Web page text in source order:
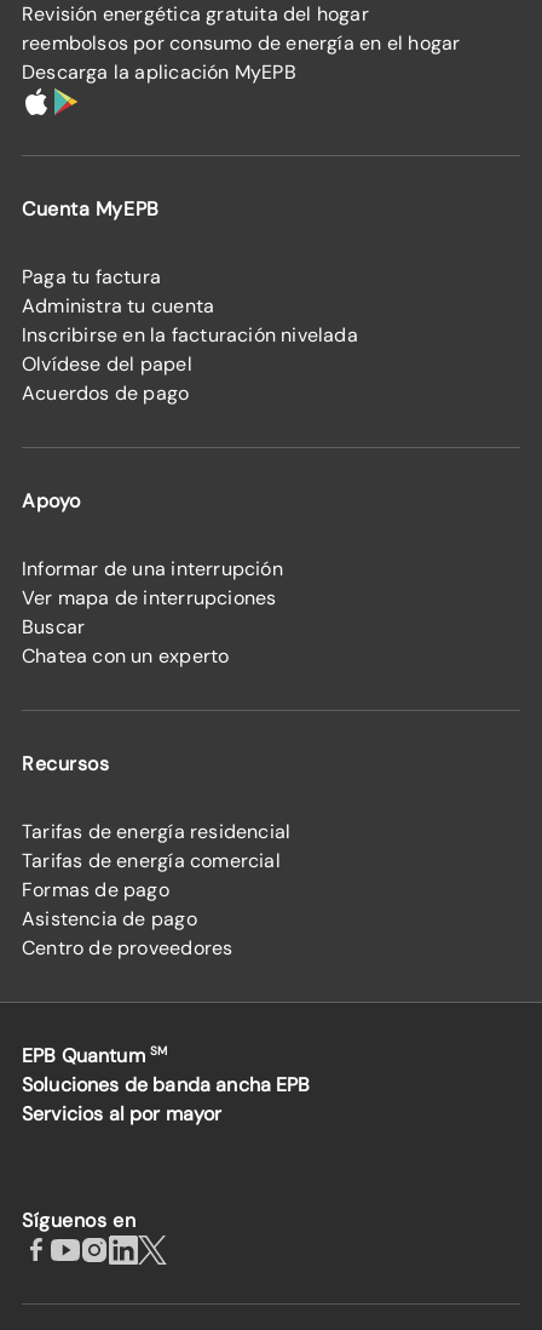
Revisión energética gratuita del hogar
reembolsos por consumo de energía en el hogar
Descarga la aplicación MyEPB
Cuenta MyEPB
Paga tu factura
Administra tu cuenta
Inscribirse en la facturación nivelada
Olvídese del papel
Acuerdos de pago
Apoyo
Informar de una interrupción
Ver mapa de interrupciones
Buscar
Chatea con un experto
Recursos
Tarifas de energía residencial
Tarifas de energía comercial
Formas de pago
Asistencia de pago
Centro de proveedores
EPB Quantum SM
Soluciones de banda ancha EPB
Servicios al por mayor
Síguenos en